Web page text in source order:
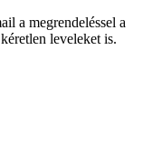
a megrendeléssel a
leveleket is.